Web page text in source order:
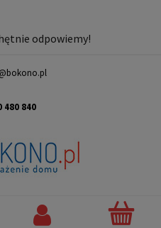
odpowiemy!
480 840